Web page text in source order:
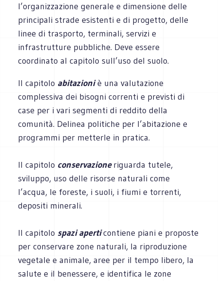
l’organizzazione generale e dimensione delle
principali strade esistenti e di progetto, delle
linee di trasporto, terminali, servizi e
infrastrutture pubbliche. Deve essere
coordinato al capitolo sull’uso del suolo.
Il capitolo abitazioniè una valutazione
complessiva dei bisogni correnti e previsti di
case per i vari segmenti di reddito della
comunità. Delinea politiche per l’abitazione e
programmi per metterle in pratica.
Il capitolo conservazioneriguarda tutele,
sviluppo, uso delle risorse naturali come
l’acqua, le foreste, i suoli, i fiumi e torrenti,
depositi minerali.
Il capitolo spazi aperticontiene piani e proposte
per conservare zone naturali, la riproduzione
vegetale e animale, aree per il tempo libero, la
salute e il benessere, e identifica le zone